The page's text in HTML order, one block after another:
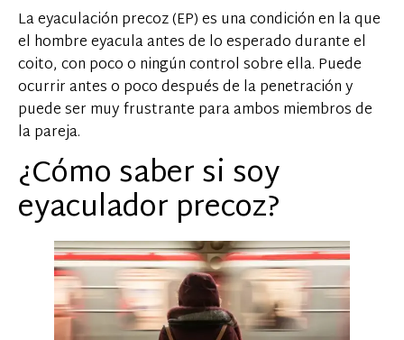
La eyaculación precoz (EP) es una condición en la que
el hombre eyacula antes de lo esperado durante el
coito, con poco o ningún control sobre ella. Puede
ocurrir antes o poco después de la penetración y
puede ser muy frustrante para ambos miembros de
la pareja.
¿Cómo saber si soy
eyaculador precoz?